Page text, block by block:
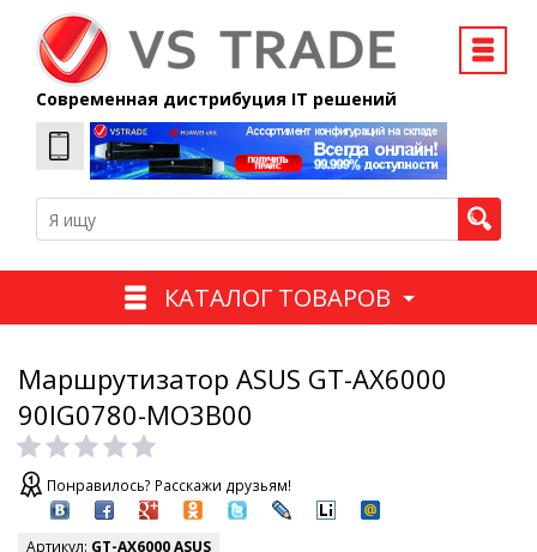
Современная дистрибуция IT решений
КАТАЛОГ ТОВАРОВ
Маршрутизатор ASUS GT-AX6000
90IG0780-MO3B00
Понравилось? Расскажи друзьям!
Артикул: GT-AX6000 ASUS